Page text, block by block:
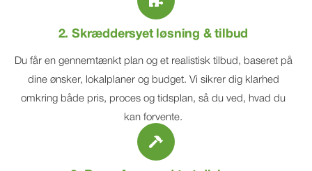
2. Skræddersyet løsning & tilbud
Du får en gennemtænkt plan og et realistisk tilbud, baseret på
dine ønsker, lokalplaner og budget. Vi sikrer dig klarhed
omkring både pris, proces og tidsplan, så du ved, hvad du
kan forvente.